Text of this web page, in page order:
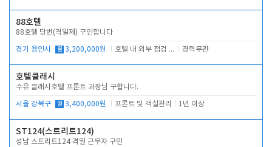
88호텔
88호텔 당번(격일제) 구인합니다
경기 용인시 월 3,200,000원 호텔 내 외부 점검 및 프런트 운영 경력무관
호텔클래시
수유 클래시호텔 프론트 과장님 구합니다.
서울 강북구 월 3,400,000원 프론트 및 객실관리 1년 이상
ST124(스트리트124)
성남 스트리트124 격일 근무자 구인